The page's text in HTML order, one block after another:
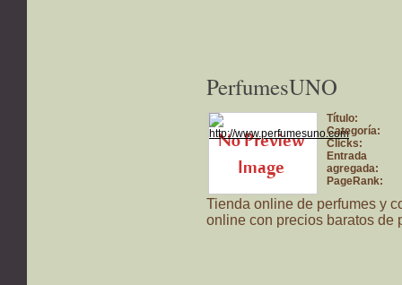
PerfumesUNO
Título:
Categoría:
Clicks:
Entrada
agregada:
PageRank:
Tienda online de perfumes y
online con precios baratos de